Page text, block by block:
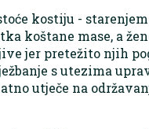
kostiju -
koštane mase, a
jer pretežito njih
s utezima
utječe na